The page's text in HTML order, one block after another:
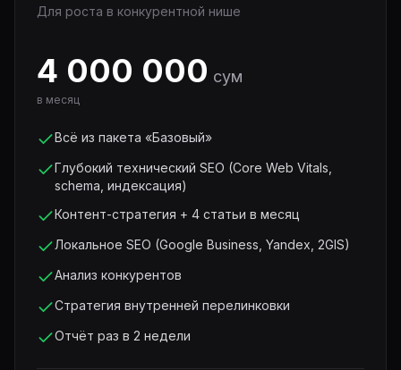
Для роста в конкурентной нише
4 000 000 сум
в месяц
Всё из пакета «Базовый»
Глубокий технический SEO (Core Web Vitals,
schema, индексация)
Контент-стратегия + 4 статьи в месяц
Локальное SEO (Google Business, Yandex, 2GIS)
Анализ конкурентов
Стратегия внутренней перелинковки
Отчёт раз в 2 недели